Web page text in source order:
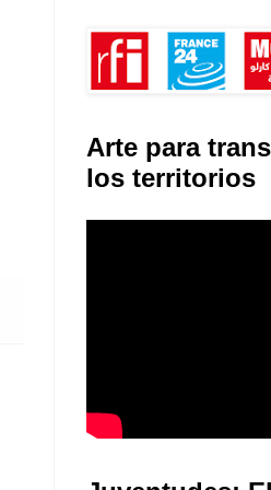
Arte para
los territorios